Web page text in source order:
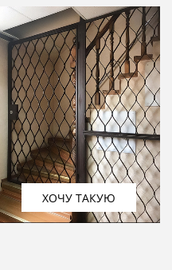
ХОЧУ ТАКУЮ